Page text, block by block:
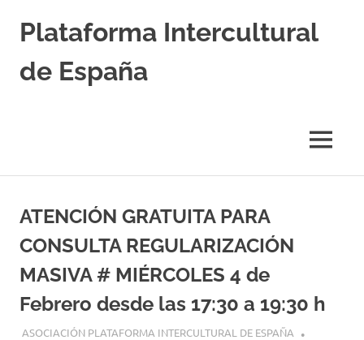
Plataforma Intercultural
de España
MENÚ
ATENCIÓN GRATUITA PARA
CONSULTA REGULARIZACIÓN
MASIVA # MIÉRCOLES 4 de
Febrero desde las 17:30 a 19:30 h
2 FEBRERO, 2026
ASOCIACIÓN PLATAFORMA INTERCULTURAL DE ESPAÑA